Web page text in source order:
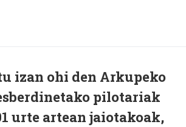
izan ohi den Arkupeko
pilotariak
urte artean jaiotakoak,